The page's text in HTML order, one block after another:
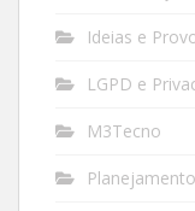
Ideias e
LGPD e
M3Tecno